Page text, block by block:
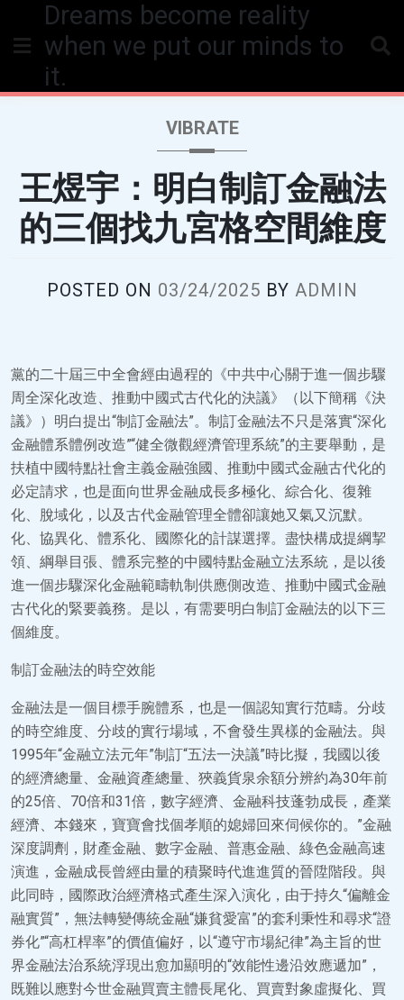
content
Dreams become reality
when we put our minds to
it.
VIBRATE
王煜宇：明白制訂金融法
的三個找九宮格空間維度
POSTED ON 03/24/2025 BY ADMIN
黨的二十屆三中全會經由過程的《中共中心關于進一個步驟
周全深化改造、推動中國式古代化的決議》（以下簡稱《決
議》）明白提出“制訂金融法”。制訂金融法不只是落實“深化
金融體系體例改造”“健全微觀經濟管理系統”的主要舉動，是
扶植中國特點社會主義金融強國、推動中國式金融古代化的
必定請求，也是面向世界金融成長多極化、綜合化、復雜
化、脫域化，以及古代金融管理全體卻讓她又氣又沉默。
化、協異化、體系化、國際化的計謀選擇。盡快構成提綱挈
領、綱舉目張、體系完整的中國特點金融立法系統，是以後
進一個步驟深化金融範疇軌制供應側改造、推動中國式金融
古代化的緊要義務。是以，有需要明白制訂金融法的以下三
個維度。
制訂金融法的時空效能
金融法是一個目標手腕體系，也是一個認知實行范疇。分歧
的時空維度、分歧的實行場域，不會發生異樣的金融法。與
1995年“金融立法元年”制訂“五法一決議”時比擬，我國以後
的經濟總量、金融資產總量、狹義貨泉余額分辨約為30年前
的25倍、70倍和31倍，數字經濟、金融科技蓬勃成長，產業
經濟、本錢來，寶寶會找個孝順的媳婦回來伺候你的。”金融
深度調劑，財產金融、數字金融、普惠金融、綠色金融高速
演進，金融成長曾經由量的積聚時代進進質的晉陞階段。與
此同時，國際政治經濟格式產生深入演化，由于持久“偏離金
融實質”，無法轉變傳統金融“嫌貧愛富”的套利秉性和尋求“證
券化”“高杠桿率”的價值偏好，以“遵守市場紀律”為主旨的世
界金融法治系統浮現出愈加顯明的“效能性邊沿效應遞加”，
既難以應對今世金融買賣主體長尾化、買賣對象虛擬化、買